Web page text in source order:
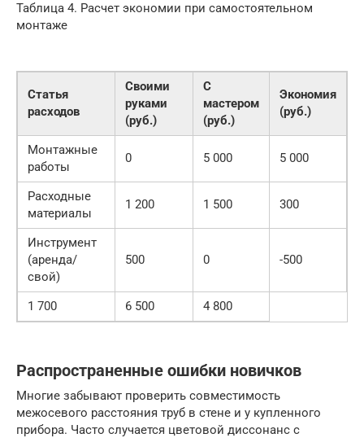
Таблица 4. Расчет экономии при самостоятельном
монтаже
Статья
расходов
Своими
руками
(руб.)
С
мастером
(руб.)
Экономия
(руб.)
Монтажные
работы
0 5 000 5 000
Расходные
материалы
1 200 1 500 300
Инструмент
(аренда/
свой)
500 0 -500
1 700 6 500 4 800
Распространенные ошибки новичков
Многие забывают проверить совместимость
межосевого расстояния труб в стене и у купленного
прибора. Часто случается цветовой диссонанс с